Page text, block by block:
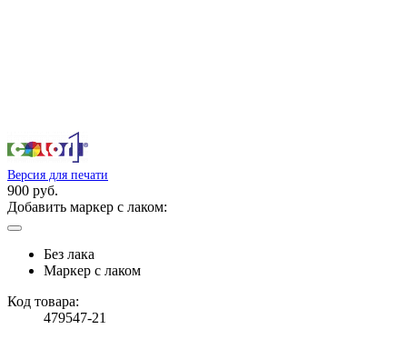
Версия для печати
900 руб.
Добавить маркер с лаком:
Без лака
Маркер с лаком
Код товара:
479547-21